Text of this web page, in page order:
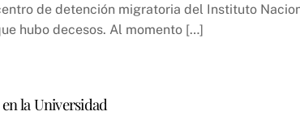
de detención migratoria del Instituto
hubo decesos. Al momento […]
la Universidad